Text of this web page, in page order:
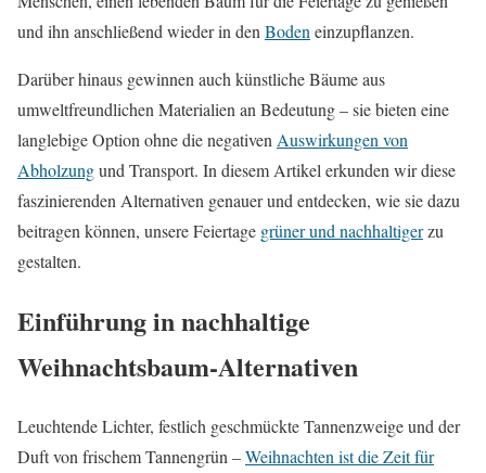
und ihn anschließend wieder in den Boden einzupflanzen.
Darüber hinaus gewinnen auch künstliche Bäume aus
umweltfreundlichen Materialien an Bedeutung – sie bieten eine
langlebige Option ohne die negativen Auswirkungen von
Abholzungund Transport. In diesem Artikel erkunden wir diese
faszinierenden Alternativen genauer und entdecken, wie sie dazu
beitragen können, unsere Feiertage grüner und nachhaltigerzu
gestalten.
Einführung in nachhaltige
Weihnachtsbaum-Alternativen
Leuchtende Lichter, festlich geschmückte Tannenzweige und der
Duft von frischem Tannengrün –Weihnachten ist die Zeit für